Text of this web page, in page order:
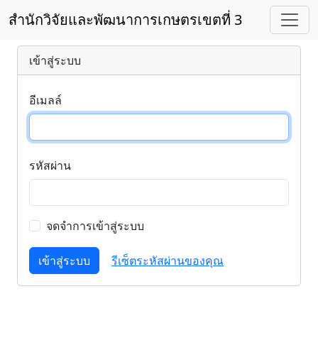
สำนักวิจัยและพัฒนาการเกษตรเขตที่ 3
เข้าสู่ระบบ
อีเมลล์
รหัสผ่าน
จดจำการเข้าสู่ระบบ
เข้าสู่ระบบ รีเซ็ตระหัสผ่านของคุณ